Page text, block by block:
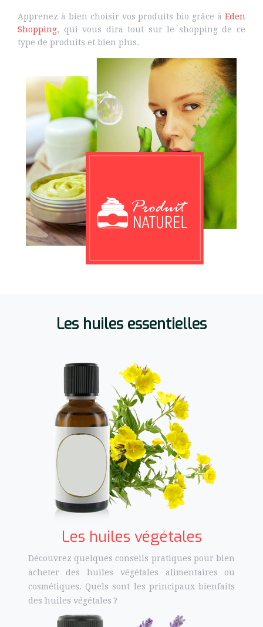
Apprenez à bien choisir vos produits bio grâce à Eden
Shopping, qui vous dira tout sur le shopping de ce
type de produits et bien plus.
Les huiles essentielles
Les huiles végétales
Découvrez quelques conseils pratiques pour bien
acheter des huiles végétales alimentaires ou
cosmétiques. Quels sont les principaux bienfaits
des huiles végétales ?